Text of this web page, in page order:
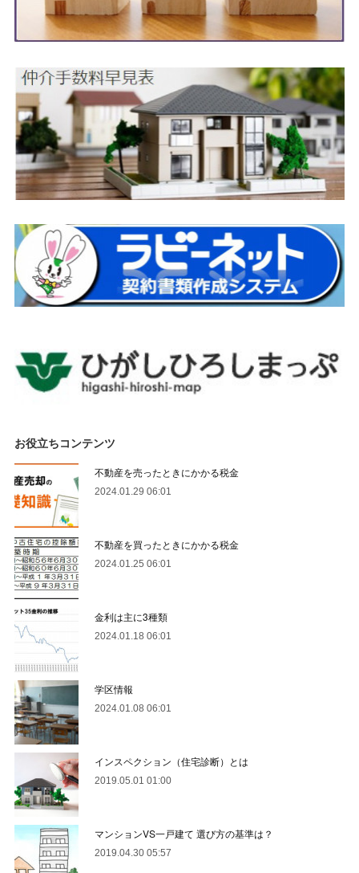
お役立ちコンテンツ
不動産を売ったときにかかる税金
2024.01.29 06:01
不動産を買ったときにかかる税金
2024.01.25 06:01
金利は主に3種類
2024.01.18 06:01
学区情報
2024.01.08 06:01
インスペクション（住宅診断）とは
2019.05.01 01:00
マンションVS一戸建て 選び方の基準は？
2019.04.30 05:57